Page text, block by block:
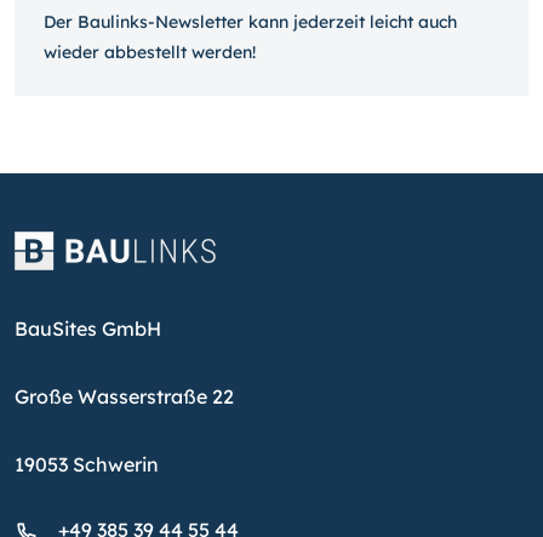
Der Baulinks-Newsletter kann jeder­zeit leicht auch
wieder ab­bestellt werden!
BauSites GmbH
Große Wasserstraße 22
19053 Schwerin
+49 385 39 44 55 44